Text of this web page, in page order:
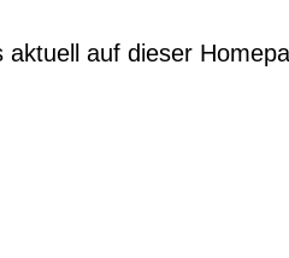
auf dieser